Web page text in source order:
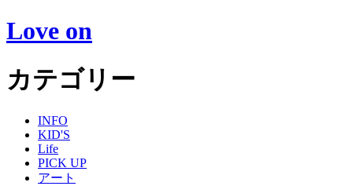
Love on
カテゴリー
INFO
KID'S
Life
PICK UP
アート